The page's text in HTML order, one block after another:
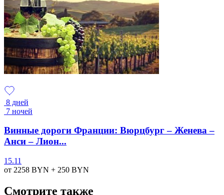
8 дней
7 ночей
Винные дороги Франции: Вюрцбург – Женева –
Анси – Лион...
15.11
от 2258 BYN + 250 BYN
Смотрите также